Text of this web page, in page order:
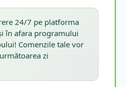
24/7 pe platforma
în afara programului
Comenzile tale vor
zi